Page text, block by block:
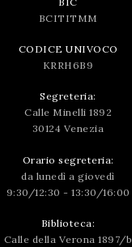
BCITITMM
CODICE UNIVOCO
KRRH6B9
Segreteria:
Calle Minelli 1892
30124 Venezia
Orario segreteria:
da lunedì a giovedì
9:30/12:30 - 13:30/16:00
Biblioteca:
Calle della Verona 1897/b